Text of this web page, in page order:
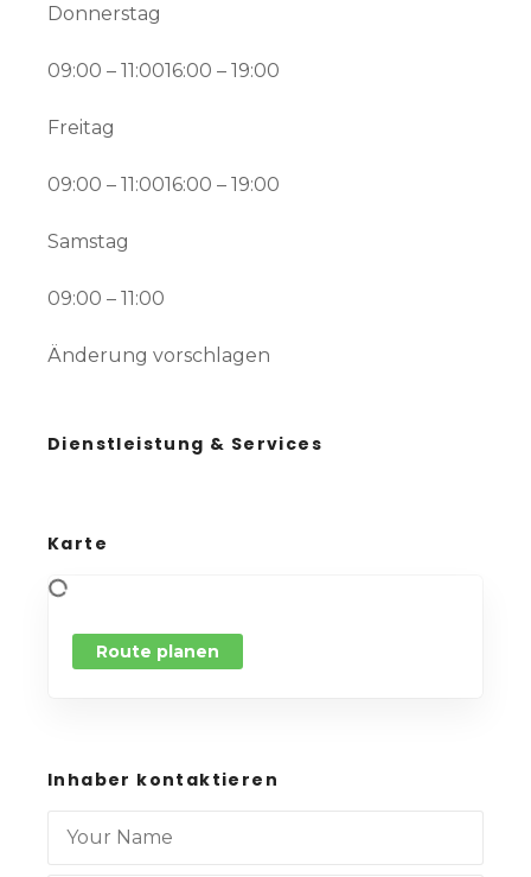
Donnerstag
09:00 – 11:0016:00 – 19:00
Freitag
09:00 – 11:0016:00 – 19:00
Samstag
09:00 – 11:00
Änderung vorschlagen
Dienstleistung & Services
Karte
Route planen
Inhaber kontaktieren